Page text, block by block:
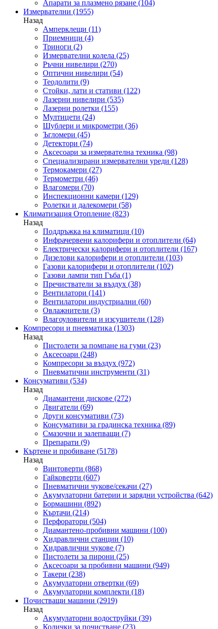
Апарати за плазмено рязане (104)
Измервателни (1955)
Назад
Амперклещи (11)
Приемници (4)
Триноги (2)
Измервателни колела (25)
Ръчни нивелири (270)
Оптични нивелири (54)
Теодолити (9)
Стойки, лати и стативи (122)
Лазерни нивелири (535)
Лазерни ролетки (155)
Мултицети (24)
Шублери и микрометри (36)
Ъгломери (45)
Детектори (74)
Аксесоари за измервателна техника (98)
Специализирани измервателни уреди (128)
Термокамери (27)
Термометри (46)
Влагомери (70)
Инспекционни камери (129)
Ролетки и далекомери (58)
Климатизация Отопление (823)
Назад
Поддръжка на климатици (10)
Инфрачервени калорифери и отоплители (64)
Електрически калорифери и отоплители (167)
Дизелови калорифери и отоплители (103)
Газови калорифери и отоплители (102)
Газови лампи тип Гъба (1)
Пречистватели за въздух (38)
Вентилатори (141)
Вентилатори индустриални (60)
Овлажнители (3)
Влагоуловители и изсушители (128)
Компресори и пневматика (1303)
Назад
Пистолети за помпане на гуми (23)
Аксесоари (248)
Компресори за въздух (972)
Пневматични инструменти (31)
Консумативи (534)
Назад
Диамантени дискове (272)
Двигатели (69)
Други консумативи (73)
Консумативи за градинска техника (89)
Смазочни и залепващи (7)
Препарати (9)
Къртене и пробиване (5178)
Назад
Винтоверти (868)
Гайковерти (607)
Пневматични чукове/секачи (27)
Акумулаторни батерии и зарядни устройства (642)
Бормашини (892)
Къртачи (214)
Перфоратори (504)
Диамантено-пробивни машини (100)
Хидравлични станции (10)
Хидравлични чукове (7)
Пистолети за пирони (25)
Аксесоари за пробивни машини (949)
Такери (238)
Акумулаторни отвертки (69)
Акумулаторни комплекти (18)
Почистващи машини (2919)
Назад
Акумулаторни водоструйки (39)
Колички за почистване (23)